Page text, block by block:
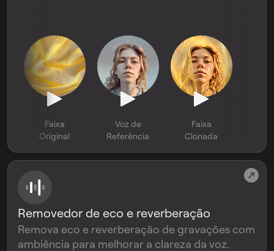
Faixa
Original
Voz de
Referência
Faixa
Clonada
Removedor de eco e reverberação
Remova eco e reverberação de gravações com
ambiência para melhorar a clareza da voz.